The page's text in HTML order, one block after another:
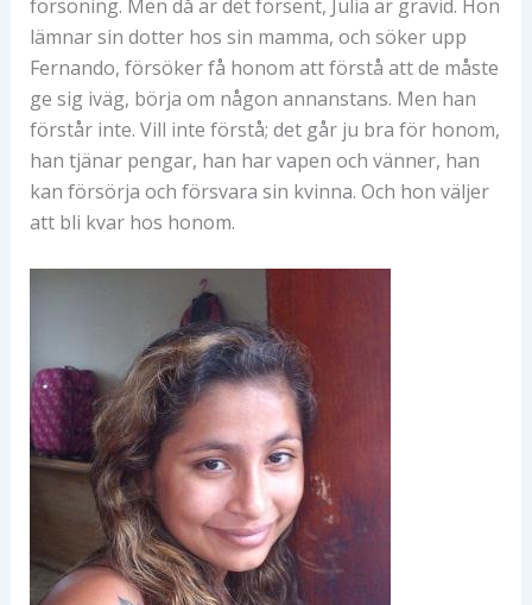
försoning. Men då är det försent, Julia är gravid. Hon
lämnar sin dotter hos sin mamma, och söker upp
Fernando, försöker få honom att förstå att de måste
ge sig iväg, börja om någon annanstans. Men han
förstår inte. Vill inte förstå; det går ju bra för honom,
han tjänar pengar, han har vapen och vänner, han
kan försörja och försvara sin kvinna. Och hon väljer
att bli kvar hos honom.